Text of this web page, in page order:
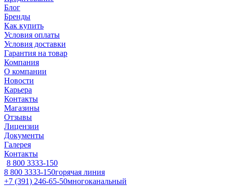
Блог
Бренды
Как купить
Условия оплаты
Условия доставки
Гарантия на товар
Компания
О компании
Новости
Карьера
Контакты
Магазины
Отзывы
Лицензии
Документы
Галерея
Контакты
8 800 3333-150
8 800 3333-150горячая линия
+7 (391) 246-65-50многоканальный